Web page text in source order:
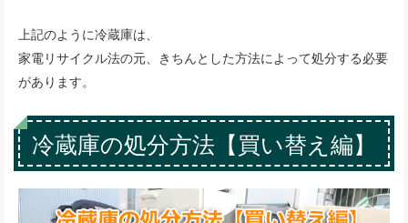
上記のように冷蔵庫は、
家電リサイクル法の元、きちんとした方法によって処分する必要
があります。
冷蔵庫の処分方法【買い替え編】